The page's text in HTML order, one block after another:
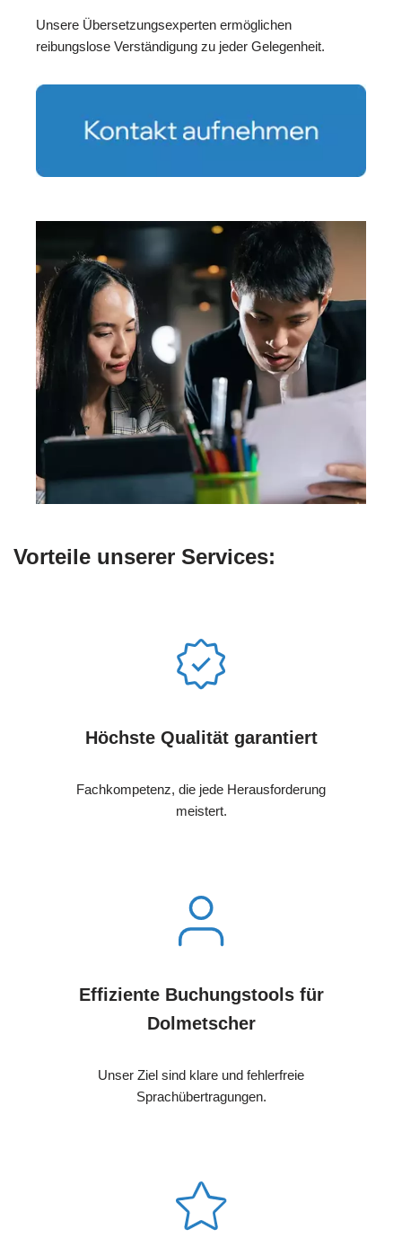
Unsere Übersetzungsexperten ermöglichen
reibungslose Verständigung zu jeder Gelegenheit.
Vorteile unserer Services:
Höchste Qualität garantiert
Fachkompetenz, die jede Herausforderung
meistert.
Effiziente Buchungstools für
Dolmetscher
Unser Ziel sind klare und fehlerfreie
Sprachübertragungen.